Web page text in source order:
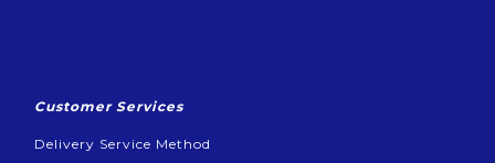
Customer Services
Delivery Service Method